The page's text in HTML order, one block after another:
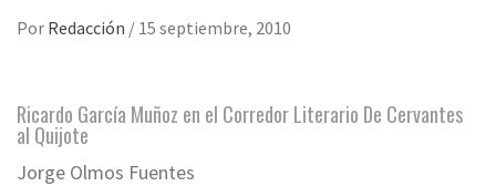
Por Redacción / 15 septiembre, 2010
Ricardo García Muñoz en el Corredor Literario De Cervantes
al Quijote
Jorge Olmos Fuentes